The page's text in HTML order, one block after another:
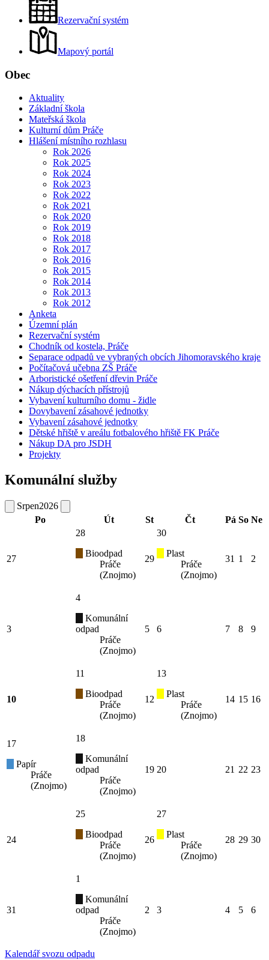
Rezervační systém
Mapový portál
Obec
Aktuality
Základní škola
Mateřská škola
Kulturní dům Práče
Hlášení místního rozhlasu
Rok 2026
Rok 2025
Rok 2024
Rok 2023
Rok 2022
Rok 2021
Rok 2020
Rok 2019
Rok 2018
Rok 2017
Rok 2016
Rok 2015
Rok 2014
Rok 2013
Rok 2012
Anketa
Územní plán
Rezervační systém
Chodník od kostela, Práče
Separace odpadů ve vybraných obcích Jihomoravského kraje
Počítačová učebna ZŠ Práče
Arboristické ošetření dřevin Práče
Nákup dýchacích přístrojů
Vybavení kulturního domu - židle
Dovybavení zásahové jednotky
Vybavení zásahové jednotky
Dětské hřiště v areálu fotbalového hřiště FK Práče
Nákup DA pro JSDH
Projekty
Komunální služby
Srpen2026
Po
Út St Čt Pá So Ne
27
28
Bioodpad
Práče
(Znojmo)
29
30
Plast
Práče
(Znojmo)
31 1 2
3
4
Komunální
odpad
Práče
(Znojmo)
5 6 7 8 9
10
11
Bioodpad
Práče
(Znojmo)
12
13
Plast
Práče
(Znojmo)
14 15 16
17
Papír
Práče
(Znojmo)
18
Komunální
odpad
Práče
(Znojmo)
19 20 21 22 23
24
25
Bioodpad
Práče
(Znojmo)
26
27
Plast
Práče
(Znojmo)
28 29 30
31
1
Komunální
odpad
Práče
(Znojmo)
2 3 4 5 6
Kalendář svozu odpadu